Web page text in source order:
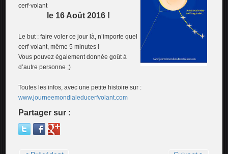
cerf-volant
le 16 Août 2016 !
Le but : faire voler ce jour là, n’importe quel
cerf-volant, même 5 minutes !
Vous pouvez également donnée goût à
d’autre personne ;)
Toutes les infos, avec une petite histoire sur :
www.journeemondialeducerfvolant.com
Partager sur :